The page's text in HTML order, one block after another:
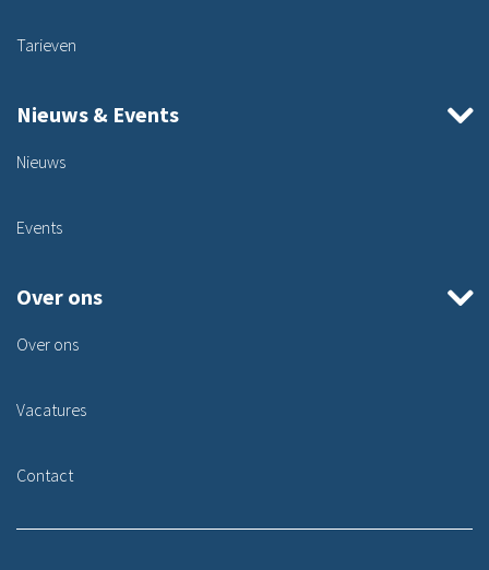
Tarieven
Nieuws & Events
Nieuws
Events
Over ons
Over ons
Vacatures
Contact